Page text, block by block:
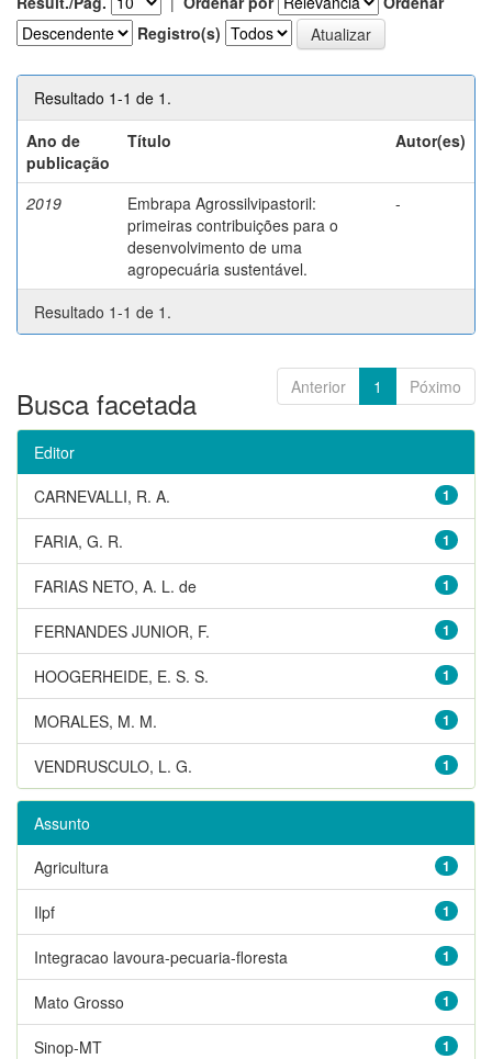
Registro(s)
Resultado 1-1 de 1.
Ano de
publicação
Título Autor(es)
2019
Embrapa Agrossilvipastoril:
primeiras contribuições para o
desenvolvimento de uma
agropecuária sustentável.
-
Resultado 1-1 de 1.
Anterior 1 Póximo
Busca facetada
Editor
1
CARNEVALLI, R. A.
1
FARIA, G. R.
1
FARIAS NETO, A. L. de
1
FERNANDES JUNIOR, F.
1
HOOGERHEIDE, E. S. S.
1
MORALES, M. M.
1
VENDRUSCULO, L. G.
Assunto
1
Agricultura
1
Ilpf
1
Integracao lavoura-pecuaria-floresta
1
Mato Grosso
1
Sinop-MT